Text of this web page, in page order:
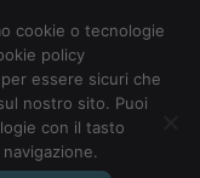
cookie o tecnologie
policy
essere sicuri che
nostro sito. Puoi
con il tasto